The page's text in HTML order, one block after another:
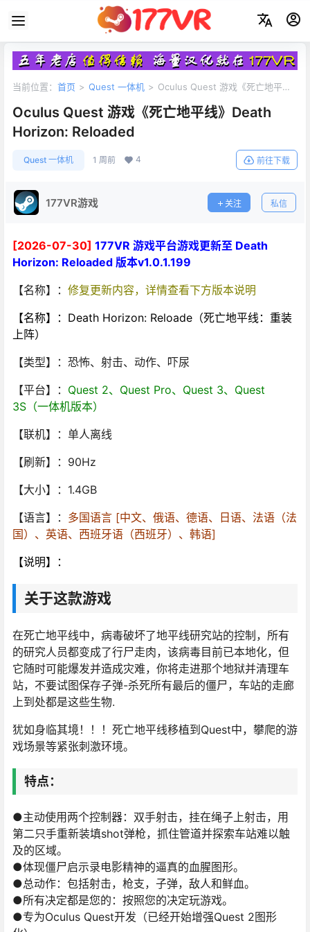
当前位置： 首页 > Quest 一体机 > Oculus Quest 游戏《死亡地平
Oculus Quest 游戏《死亡地平线》Death
Horizon: Reloaded
Quest 一体机 1 周前 4 前往下载
177VR游戏 关注 私信
[2026-07-30] 177VR 游戏平台游戏更新至 Death
Horizon: Reloaded 版本v1.0.1.199
【名称】： 修复更新内容，详情查看下方版本说明
【名称】：Death Horizon: Reloade（死亡地平线：重装
上阵）
【类型】：恐怖、射击、动作、吓尿
【平台】： Quest 2、Quest Pro、Quest 3、Quest
3S（一体机版本）
【联机】：单人离线
【刷新】：90Hz
【大小】：1.4GB
【语言】： 多国语言 [中文、俄语、德语、日语、法语（法
国）、英语、西班牙语（西班牙）、韩语]
【说明】：
关于这款游戏
在死亡地平线中，病毒破坏了地平线研究站的控制，所有
的研究人员都变成了行尸走肉，该病毒目前已本地化，但
它随时可能爆发并造成灾难，你将走进那个地狱并清理车
站，不要试图保存子弹-杀死所有最后的僵尸，车站的走廊
上到处都是这些生物.
犹如身临其境！！！死亡地平线移植到Quest中，攀爬的游
戏场景等紧张刺激环境。
特点：
●主动使用两个控制器：双手射击，挂在绳子上射击，用
第二只手重新装填shot弹枪，抓住管道并探索车站难以触
及的区域。
●体现僵尸启示录电影精神的逼真的血腥图形。
●总动作：包括射击，枪支，子弹，敌人和鲜血。
●所有决定都是您的：按照您的决定玩游戏。
●专为Oculus Quest开发（已经开始增强Quest 2图形